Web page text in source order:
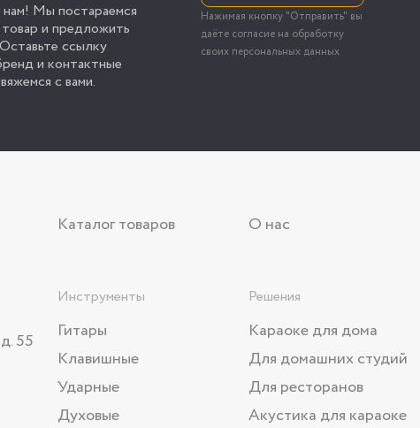
Мы постараемся
и предложить
ссылку
и контактные
с вами.
Нажимая кнопку "Отправить" вы
даёте согласие на обработку
своих персональных данных
Каталог товаров О нас
Инструменты
Гитары
Клавишные
Ударные
Духовые
Решения
Караоке для дома
Для домашних студий
Для ресторанов
Акустика для караоке
55